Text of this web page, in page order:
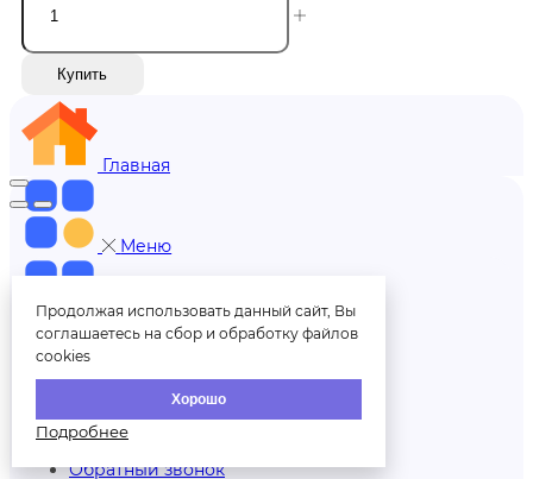
Купить
Главная
Меню
Меню
+7 (812) 606-70-00
Обратный звонок
Продолжая использовать данный сайт, Вы
соглашаетесь на сбор и обработку файлов
cookies
Хорошо
Подробнее